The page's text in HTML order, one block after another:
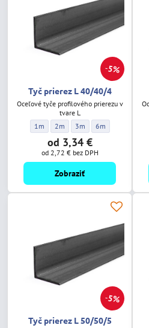
5%
Tyč prierez L 40/40/4
Oceľové tyče profilového prierezu v
tvare L
Tyč prierez L 40/40/4 - Dĺžka:
1m Tyč prierez L 40/40/4 - Dĺžka:
2m Tyč prierez L 40/40/4 -
3m Tyč prierez L 40/
6m
od 3,34 €
od 2,72 € bez DPH
Zobraziť
5%
Tyč prierez L 50/50/5